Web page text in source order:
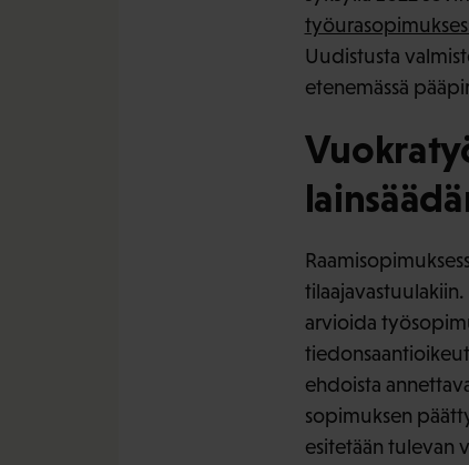
Uudistusta
etenemässä
arvioida
ehdoista
sopimuksen
esitetään tulevan